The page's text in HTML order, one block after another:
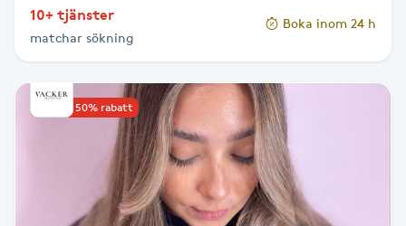
IPL hårborttagning
Japansk massage
10+ tjänster
matchar sökning
Boka inom 24 h
Upp till 50% rabatt